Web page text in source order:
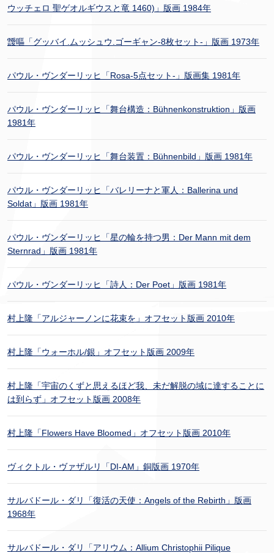
ウッチェロ 聖ゲオルギウスと竜 1460)」版画 1984年
靉嘔「グッバイ.ムッシュウ.ゴーギャン-8枚セット-」版画 1973年
パウル・ヴンダーリッヒ「Rosa-5点セット-」版画集 1981年
パウル・ヴンダーリッヒ「舞台構造：Bühnenkonstruktion」版画
1981年
パウル・ヴンダーリッヒ「舞台装置：Bühnenbild」版画 1981年
パウル・ヴンダーリッヒ「バレリーナと軍人：Ballerina und
Soldat」版画 1981年
パウル・ヴンダーリッヒ「星の輪を持つ男：Der Mann mit dem
Sternrad」版画 1981年
パウル・ヴンダーリッヒ「詩人：Der Poet」版画 1981年
村上隆「アルジャーノンに花束を」オフセット版画 2010年
村上隆「ウォーホル/銀」オフセット版画 2009年
村上隆「宇宙のくずと思えるほど我、未だ解脱の域に達することに
は到らず」オフセット版画 2008年
村上隆「Flowers Have Bloomed」オフセット版画 2010年
ヴィクトル・ヴァザルリ「DI-AM」銅版画 1970年
サルバドール・ダリ「復活の天使：Angels of the Rebirth」版画
1968年
サルバドール・ダリ「アリウム：Allium Christophii Pilique